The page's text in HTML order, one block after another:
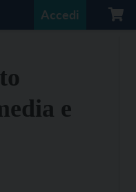
Accedi
e